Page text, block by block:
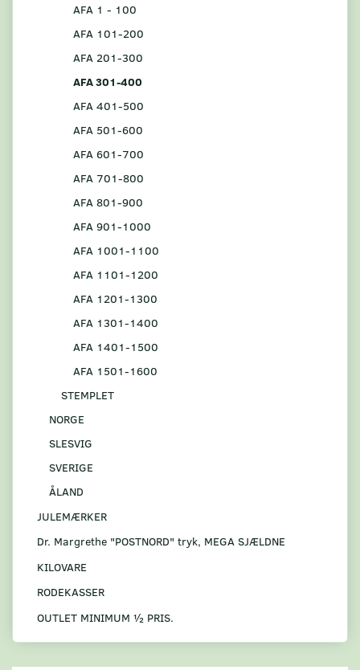
AFA 1 - 100
AFA 101-200
AFA 201-300
AFA 301-400
AFA 401-500
AFA 501-600
AFA 601-700
AFA 701-800
AFA 801-900
AFA 901-1000
AFA 1001-1100
AFA 1101-1200
AFA 1201-1300
AFA 1301-1400
AFA 1401-1500
AFA 1501-1600
STEMPLET
NORGE
SLESVIG
SVERIGE
ÅLAND
JULEMÆRKER
Dr. Margrethe "POSTNORD" tryk, MEGA SJÆLDNE
KILOVARE
RODEKASSER
OUTLET MINIMUM ½ PRIS.